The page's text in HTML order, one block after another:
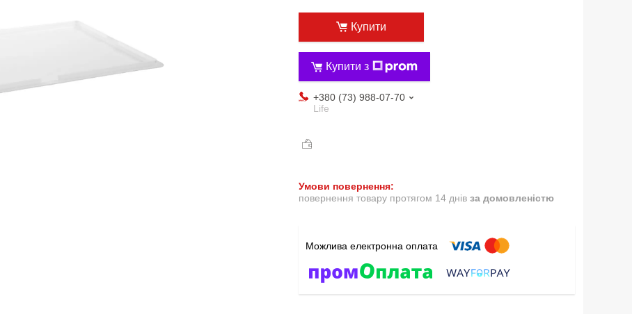
Купити
Купити з
+380 (73) 988-07-70
Life
повернення товару протягом 14 днів за домовленістю